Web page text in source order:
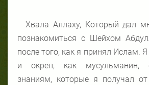
Хвала Аллаху, Который дал
познакомиться с Шейхом
после того, как я принял Ислам.
и окреп, как мусульманин,
знаниям, которые я получал